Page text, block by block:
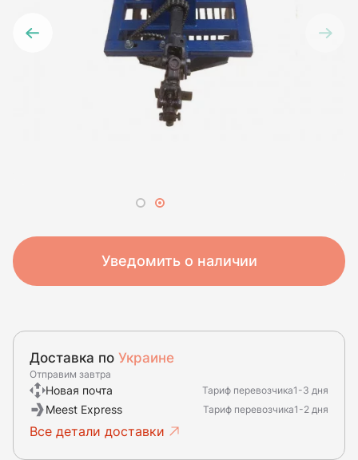
Уведомить о наличии
Доставка по Украине
Отправим завтра
Новая почта Тариф перевозчика1-3 дня
Meest Express Тариф перевозчика1-2 дня
Все детали доставки